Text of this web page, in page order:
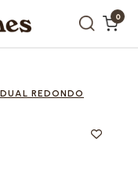
0
REDONDO